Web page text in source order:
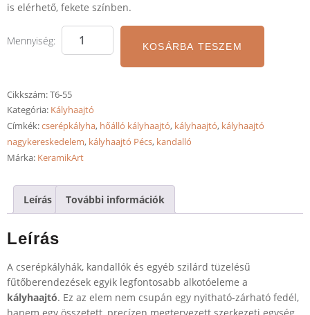
is elérhető, fekete színben.
KOSÁRBA TESZEM
Cikkszám:T6-55
Kategória: Kályhaajtó
Címkék:cserépkályha, hőálló kályhaajtó, kályhaajtó, kályhaajtó
nagykereskedelem, kályhaajtó Pécs, kandalló
Márka: KeramikArt
Leírás További információk
Leírás
A cserépkályhák, kandallók és egyéb szilárd tüzelésű
fűtőberendezések egyik legfontosabb alkotóeleme a
kályhaajtó. Ez az elem nem csupán egy nyitható-zárható fedél,